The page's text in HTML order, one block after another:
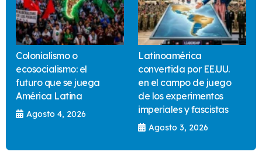
Colonialismo o
ecosocialismo: el
futuro que se juega
América Latina
Agosto 4, 2026
Latinoamérica
convertida por EE.UU.
en el campo de juego
de los experimentos
imperiales y fascistas
Agosto 3, 2026